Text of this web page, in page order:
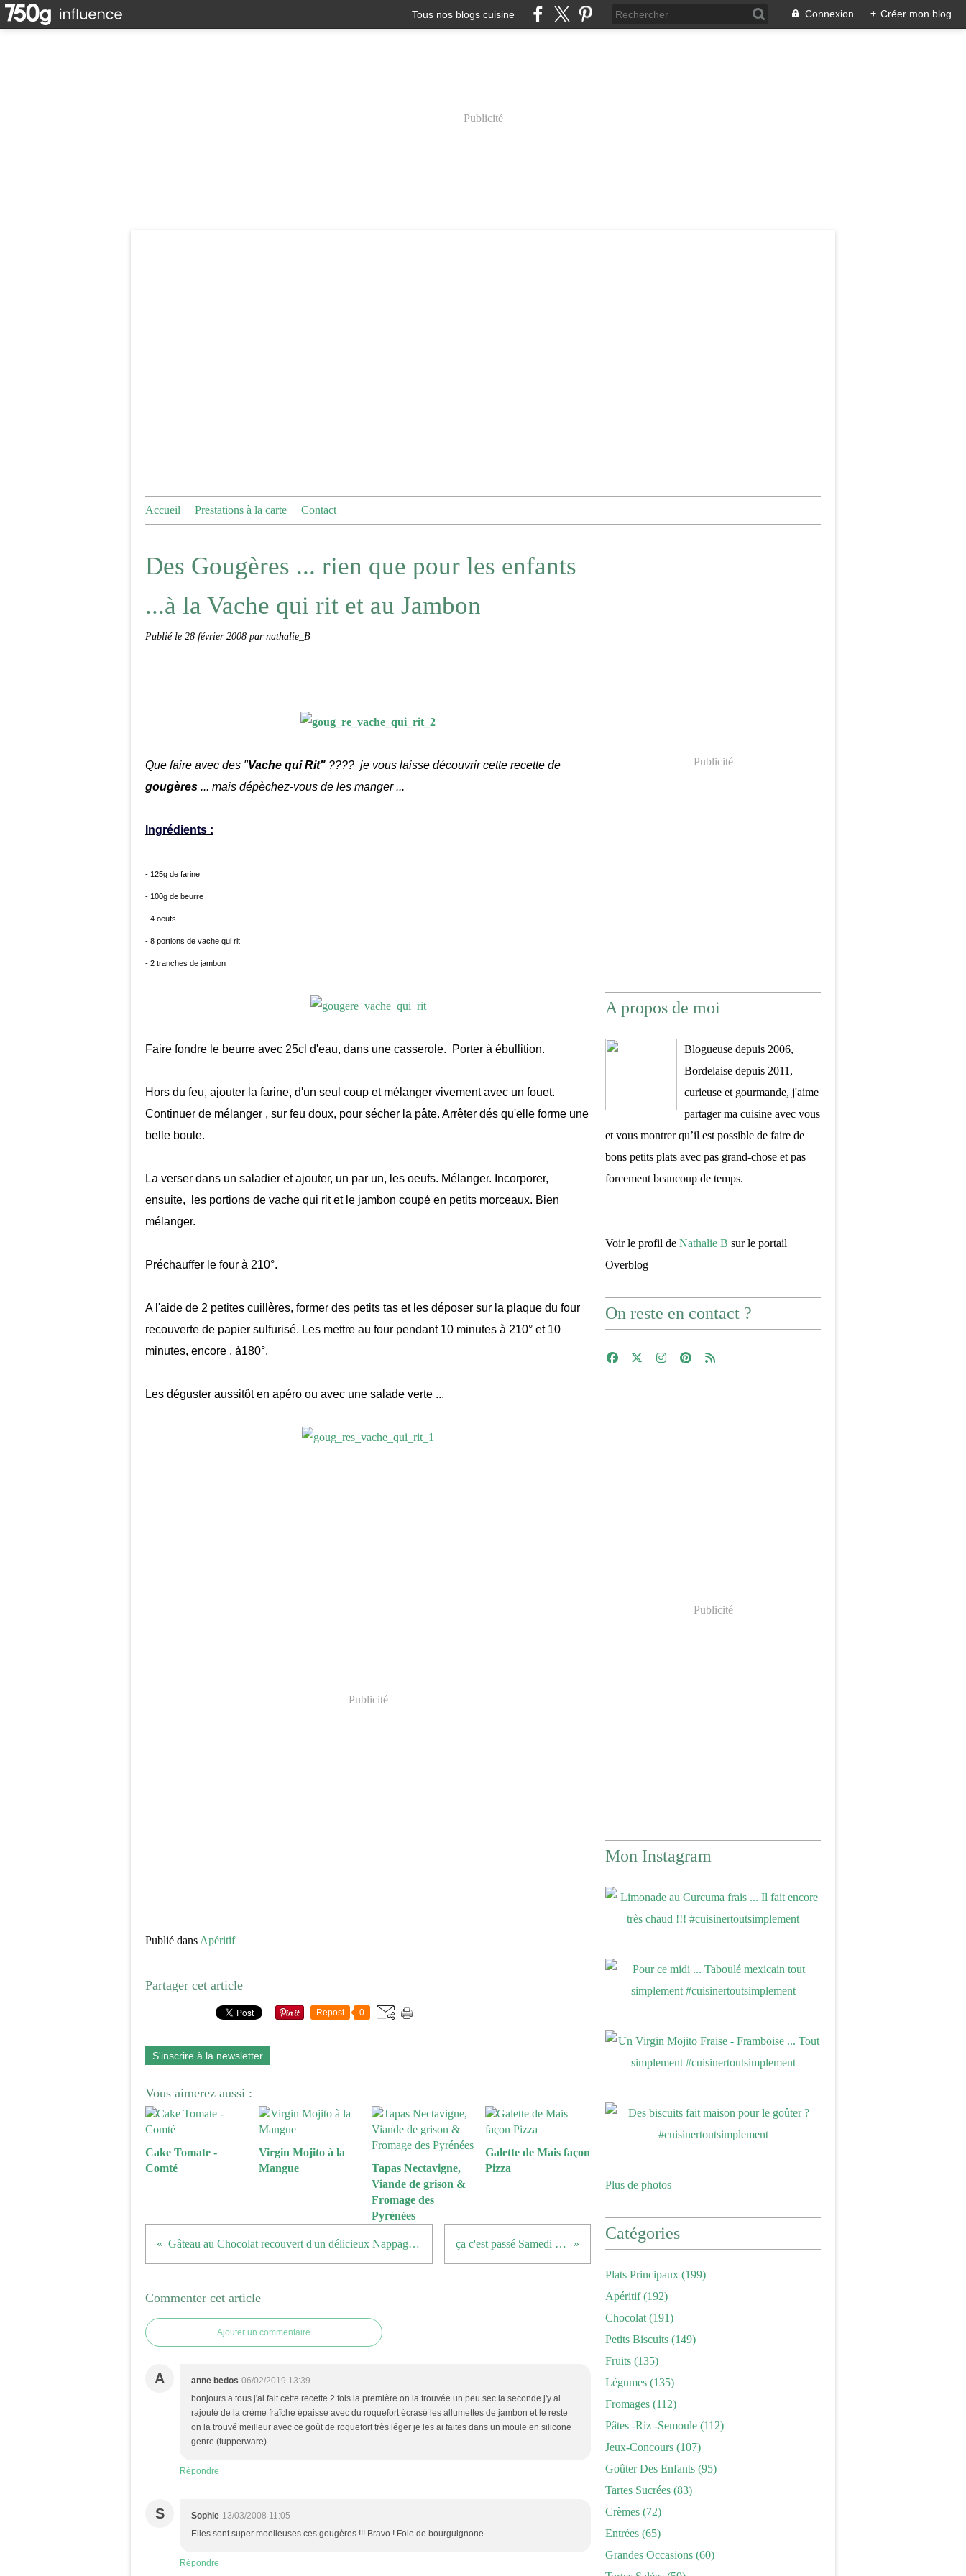
Tous nos blogs cuisine Connexion + Créer mon blog
Publicité
Accueil Prestations à la carte Contact
Des Gougères ... rien que pour les enfants
...à la Vache qui rit et au Jambon
Publié le 28 février 2008 par nathalie_B
Que faire avec des "Vache qui Rit" ???? je vous laisse découvrir cette recette de
gougères ... mais dépèchez-vous de les manger ...
Ingrédients :
- 125g de farine
- 100g de beurre
- 4 oeufs
- 8 portions de vache qui rit
- 2 tranches de jambon
Faire fondre le beurre avec 25cl d'eau, dans une casserole. Porter à ébullition.
Hors du feu, ajouter la farine, d'un seul coup et mélanger vivement avec un fouet.
Continuer de mélanger , sur feu doux, pour sécher la pâte. Arrêter dés qu'elle forme une
belle boule.
La verser dans un saladier et ajouter, un par un, les oeufs. Mélanger. Incorporer,
ensuite, les portions de vache qui rit et le jambon coupé en petits morceaux. Bien
mélanger.
Préchauffer le four à 210°.
A l'aide de 2 petites cuillères, former des petits tas et les déposer sur la plaque du four
recouverte de papier sulfurisé. Les mettre au four pendant 10 minutes à 210° et 10
minutes, encore , à180°.
Les déguster aussitôt en apéro ou avec une salade verte ...
Publicité
Publié dans Apéritif
Partager cet article
Repost 0
S'inscrire à la newsletter
Vous aimerez aussi :
Cake Tomate -
Comté
Virgin Mojito à la
Mangue
Tapas Nectavigne,
Viande de grison &
Fromage des
Pyrénées
Galette de Mais façon
Pizza
Gâteau au Chocolat recouvert d'un délicieux Nappage au Chamallow ça c'est passé Samedi à Paris ...
Commenter cet article
Ajouter un commentaire
A anne bedos 06/02/2019 13:39
bonjours a tous j'ai fait cette recette 2 fois la première on la trouvée un peu sec la seconde j'y ai
rajouté de la crème fraîche épaisse avec du roquefort écrasé les allumettes de jambon et le reste
on la trouvé meilleur avec ce goût de roquefort très léger je les ai faites dans un moule en silicone
genre (tupperware)
Répondre
S Sophie 13/03/2008 11:05
Elles sont super moelleuses ces gougères !!! Bravo ! Foie de bourguignone
Répondre
Publicité
A propos de moi
Blogueuse depuis 2006,
Bordelaise depuis 2011,
curieuse et gourmande, j'aime
partager ma cuisine avec vous
et vous montrer qu’il est possible de faire de
bons petits plats avec pas grand-chose et pas
forcement beaucoup de temps.
Voir le profil de Nathalie B sur le portail
Overblog
On reste en contact ?
Publicité
Mon Instagram
Plus de photos
Catégories
Plats Principaux (199)
Apéritif(192)
Chocolat (191)
Petits Biscuits (149)
Fruits (135)
Légumes (135)
Fromages (112)
Pâtes -riz -semoule (112)
Jeux-Concours (107)
Goûter Des Enfants (95)
Tartes Sucrées (83)
Crèmes (72)
Entrées (65)
Grandes Occasions (60)